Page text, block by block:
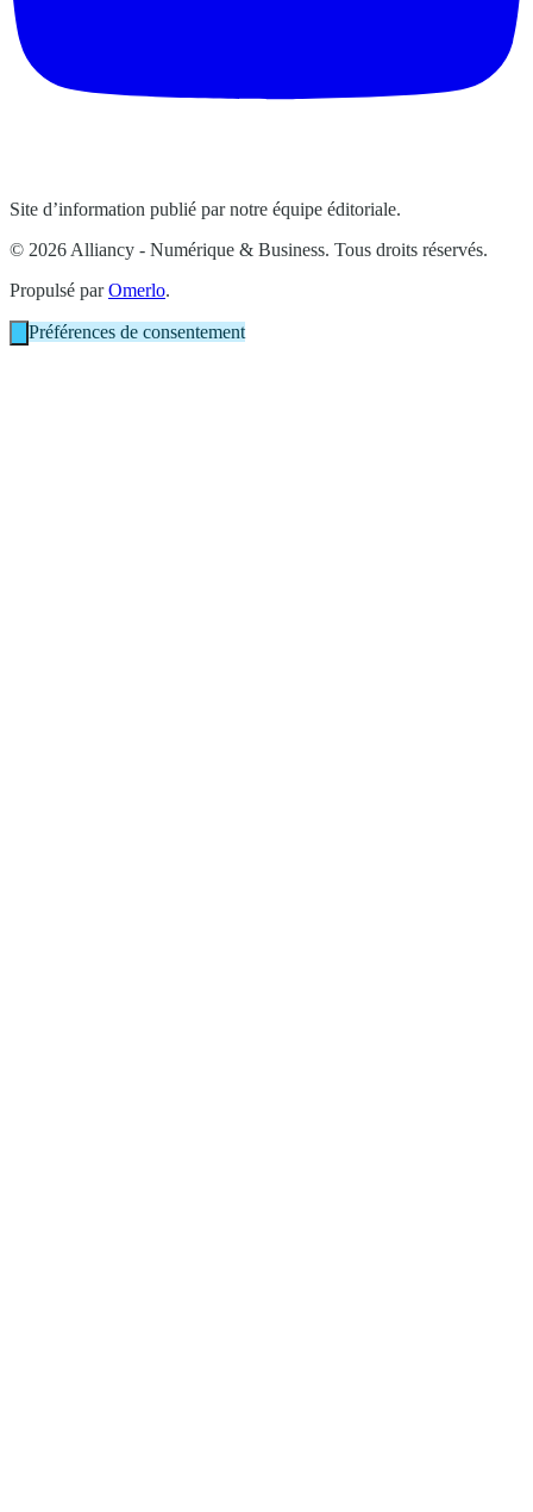
Site d’information publié par notre équipe éditoriale.
© 2026 Alliancy - Numérique & Business. Tous droits réservés.
Propulsé parOmerlo.
Préférences de consentement